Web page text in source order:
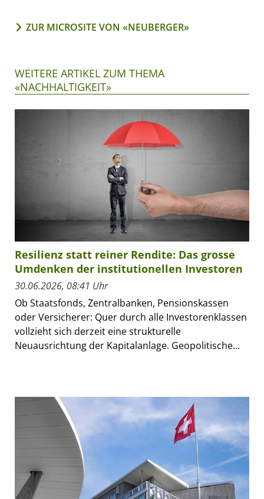
ZUR MICROSITE VON «NEUBERGER»
WEITERE ARTIKEL ZUM THEMA
«NACHHALTIGKEIT»
Resilienz statt reiner Rendite: Das grosse
Umdenken der institutionellen Investoren
30.06.2026, 08:41 Uhr
Ob Staatsfonds, Zentralbanken, Pensionskassen
oder Versicherer: Quer durch alle Investorenklassen
vollzieht sich derzeit eine strukturelle
Neuausrichtung der Kapitalanlage. Geopolitische...